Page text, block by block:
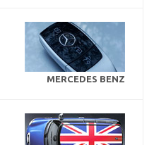
MERCEDES BENZ